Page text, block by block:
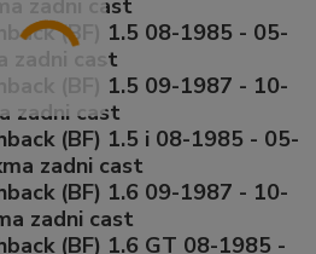
zadni cast
(BF) 1.5 08-1985 - 05-
zadni cast
(BF) 1.5 09-1987 - 10-
zadni cast
(BF) 1.5 i 08-1985 - 05-
zadni cast
(BF) 1.6 09-1987 - 10-
zadni cast
(BF) 1.6 GT 08-1985 -